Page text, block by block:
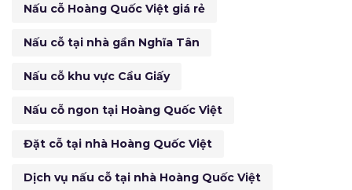
Nấu cỗ Hoàng Quốc Việt giá rẻ
Nấu cỗ tại nhà gần Nghĩa Tân
Nấu cỗ khu vực Cầu Giấy
Nấu cỗ ngon tại Hoàng Quốc Việt
Đặt cỗ tại nhà Hoàng Quốc Việt
Dịch vụ nấu cỗ tại nhà Hoàng Quốc Việt